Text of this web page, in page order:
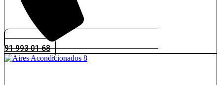
91 993 01 68